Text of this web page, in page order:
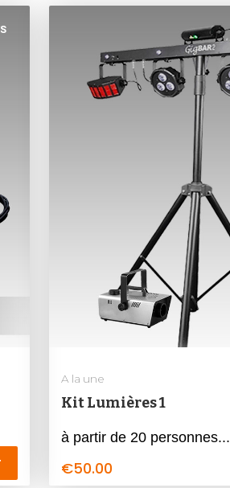
A la une
Kit Lumières 1
à partir de 20 personnes...
€50.00